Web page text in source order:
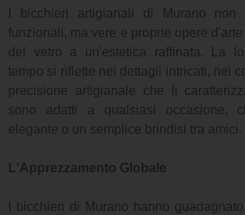
I bicchieri artigianali di Murano non
funzionali, ma vere e proprie opere
del vetro a un'estetica raffinata. La
tempo si riflette nei dettagli intricati, nei
precisione artigianale che li
sono adatti a qualsiasi occasione,
elegante o un semplice brindisi tra amici.
L'Apprezzamento Globale
I bicchieri di Murano hanno